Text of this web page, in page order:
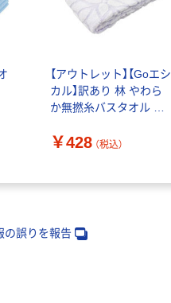
【アウトレット】【Goエシ
カル】訳あり 林 やわら
か無撚糸バスタオル フ
BJ443335 1枚
￥428 （税込）
の誤りを報告